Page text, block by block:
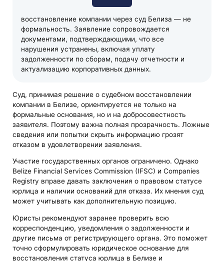
восстановление компании через суд Белиза — не
формальность. Заявление сопровождается
документами, подтверждающими, что все
нарушения устранены, включая уплату
задолженности по сборам, подачу отчетности и
актуализацию корпоративных данных.
Суд, принимая решение о судебном восстановлении
компании в Белизе, ориентируется не только на
формальные основания, но и на добросовестность
заявителя. Поэтому важна полная прозрачность. Ложные
сведения или попытки скрыть информацию грозят
отказом в удовлетворении заявления.
Участие государственных органов ограничено. Однако
Belize Financial Services Commission (IFSC) и Companies
Registry вправе давать заключения о правовом статусе
юрлица и наличии оснований для отказа. Их мнения суд
может учитывать как дополнительную позицию.
Юристы рекомендуют заранее проверить всю
корреспонденцию, уведомления о задолженности и
другие письма от регистрирующего органа. Это поможет
точно сформулировать юридическое основание для
восстановления статуса юрлица в Белизе и